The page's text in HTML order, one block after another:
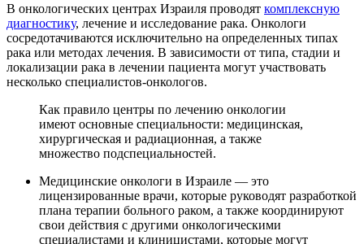
В онкологических центрах Израиля проводят комплексную
диагностику, лечение и исследование рака. Онкологи
сосредотачиваются исключительно на определенных типах
рака или методах лечения. В зависимости от типа, стадии и
локализации рака в лечении пациента могут участвовать
несколько специалистов-онкологов.
Как правило центры по лечению онкологии
имеют основные специальности: медицинская,
хирургическая и радиационная, а также
множество подспециальностей.
Медицинские онкологи в Израиле — это
лицензированные врачи, которые руководят разработкой
плана терапии больного раком, а также координируют
свои действия с другими онкологическими
специалистами и клиницистами, которые могут